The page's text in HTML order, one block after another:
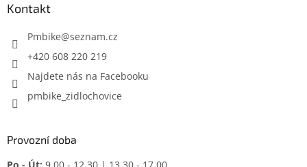
Kontakt
Pmbike@seznam.cz
+420 608 220 219
Najdete nás na Facebooku
pmbike_zidlochovice
Provozní doba